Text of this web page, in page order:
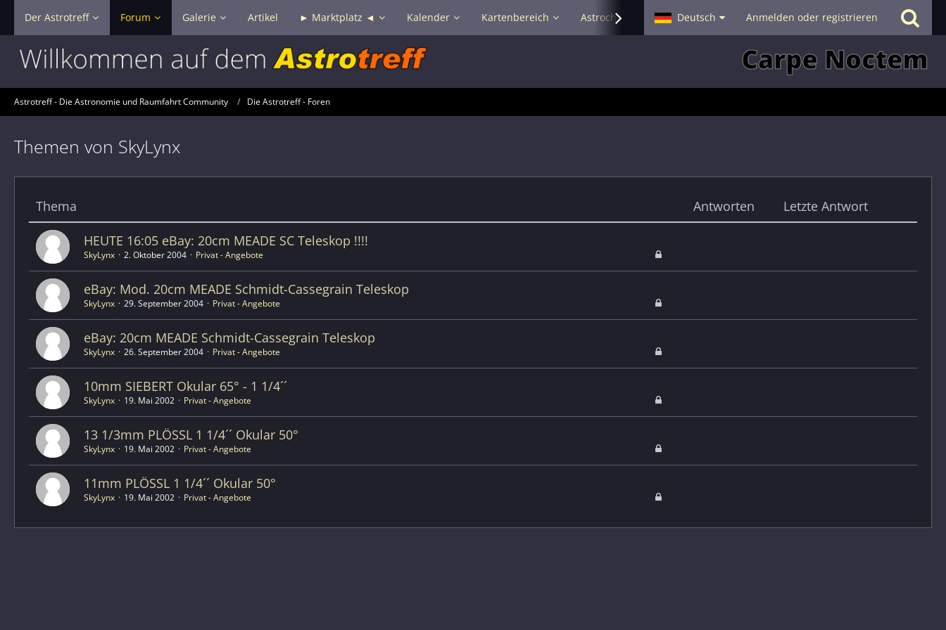
Der Astrotreff Forum Galerie Artikel ► Marktplatz ◄ Kalender Kartenbereich Astrochat - Smalltalk Hilfe
Deutsch Anmelden oder registrieren
Astrotreff - Die Astronomie und Raumfahrt Community Die Astrotreff - Foren
Themen von SkyLynx
Thema Antworten Letzte Antwort
HEUTE 16:05 eBay: 20cm MEADE SC Teleskop !!!!
SkyLynx 2. Oktober 2004 Privat - Angebote
eBay: Mod. 20cm MEADE Schmidt-Cassegrain Teleskop
SkyLynx 29. September 2004 Privat - Angebote
eBay: 20cm MEADE Schmidt-Cassegrain Teleskop
SkyLynx 26. September 2004 Privat - Angebote
10mm SIEBERT Okular 65° - 1 1/4´´
SkyLynx 19. Mai 2002 Privat - Angebote
13 1/3mm PLÖSSL 1 1/4´´ Okular 50°
SkyLynx 19. Mai 2002 Privat - Angebote
11mm PLÖSSL 1 1/4´´ Okular 50°
SkyLynx 19. Mai 2002 Privat - Angebote